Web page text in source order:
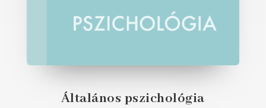
Általános pszichológia